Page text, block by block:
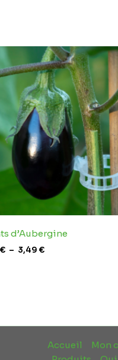
d’Aubergine
€ – 3,49 €
Plage
de
prix :
1,79 €
à
3,49 €
Accueil Mon